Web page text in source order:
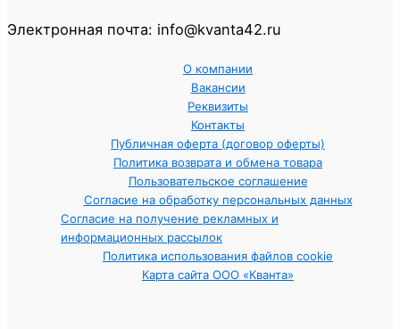
Электронная почта: info@kvanta42.ru
О компании
Вакансии
Реквизиты
Контакты
Публичная оферта (договор оферты)
Политика возврата и обмена товара
Пользовательское соглашение
Согласие на обработку персональных данных
Согласие на получение рекламных и
информационных рассылок
Политика использования файлов cookie
Карта сайта ООО «Кванта»